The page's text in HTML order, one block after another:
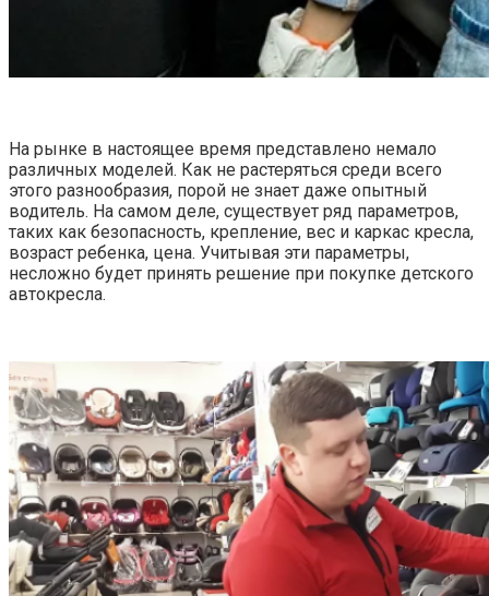
На рынке в настоящее время представлено немало
различных моделей. Как не растеряться среди всего
этого разнообразия, порой не знает даже опытный
водитель. На самом деле, существует ряд параметров,
таких как безопасность, крепление, вес и каркас кресла,
возраст ребенка, цена. Учитывая эти параметры,
несложно будет принять решение при покупке детского
автокресла.